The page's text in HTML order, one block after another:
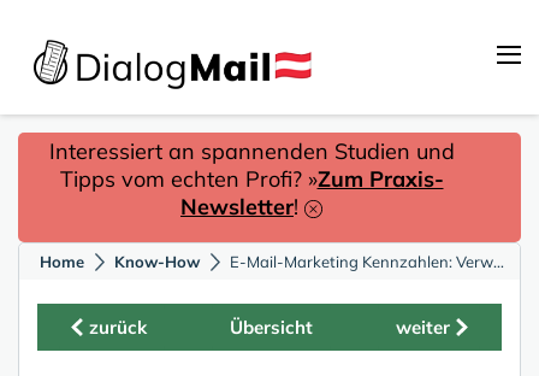
Interessiert an spannenden Studien und
Tipps vom echten Profi? »Zum Praxis-
Newsletter!
Home Know-How E-Mail-Marketing Kennzahlen: Verweildauer
zurück Übersicht weiter